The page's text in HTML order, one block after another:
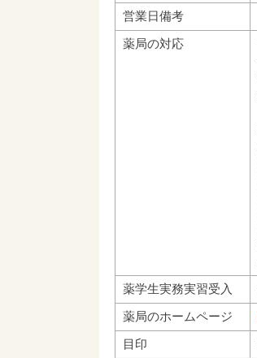
営業日備考
薬局の対応
薬学生実務実習受入
薬局のホームページ
目印